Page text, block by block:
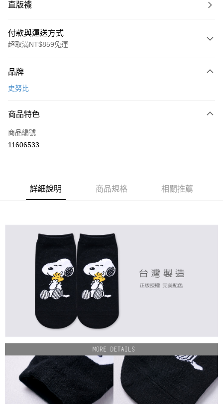
直版襪
付款與運送方式
超取滿NT$859免運
信用卡一次付款
LINE Pay
Apple Pay
ATM付款
每筆NT$80，滿NT$899(含以上)免運費
付款後全家取貨
每筆NT$80，滿NT$859(含以上)免運費
7-11取貨付款
付款後7-11取貨
每筆NT$80，滿NT$859(含以上)免運費
宅配
每筆NT$85，滿NT$859(含以上)免運費
品牌
史努比
商品特色
商品編號
11606533
詳細說明 商品規格 相關推薦